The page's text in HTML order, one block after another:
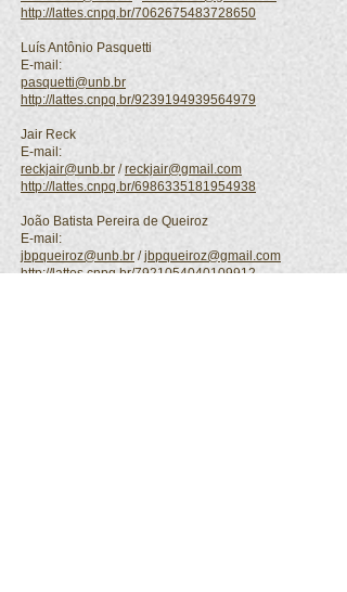
http://lattes.cnpq.br/7062675483728650
Luís Antônio Pasquetti
E-mail:
pasquetti@unb.br
http://lattes.cnpq.br/9239194939564979
Jair Reck
E-mail:
reckjair@unb.br /reckjair@gmail.com
http://lattes.cnpq.br/6986335181954938
João Batista Pereira de Queiroz
E-mail:
jbpqueiroz@unb.br /jbpqueiroz@gmail.com
http://lattes.cnpq.br/7921054040109912